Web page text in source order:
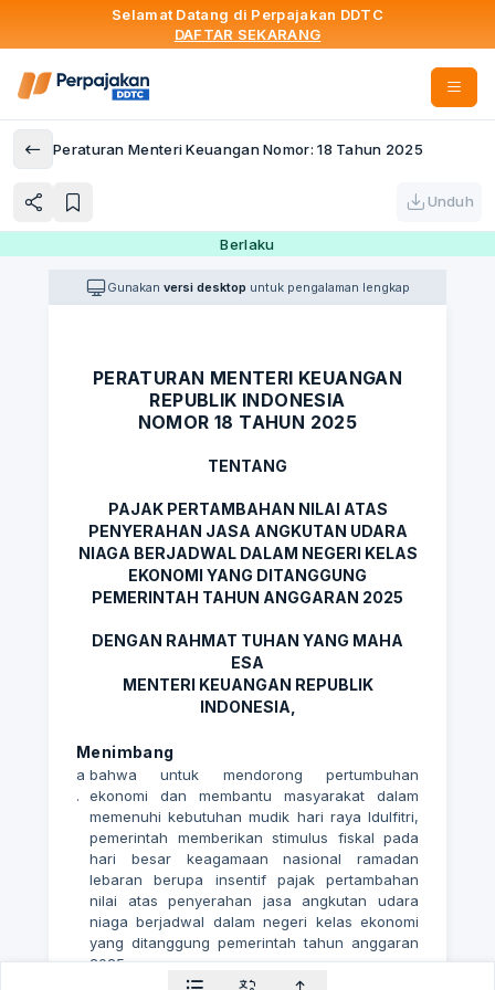
Selamat Datang di Perpajakan DDTC
DAFTAR SEKARANG
Peraturan Menteri Keuangan Nomor: 18 Tahun 2025
Unduh
Berlaku
Gunakan versi desktop untuk pengalaman lengkap
PERATURAN MENTERI KEUANGAN
REPUBLIK INDONESIA
NOMOR 18 TAHUN 2025
TENTANG
PAJAK PERTAMBAHAN NILAI ATAS
PENYERAHAN JASA ANGKUTAN UDARA
NIAGA BERJADWAL DALAM NEGERI KELAS
EKONOMI YANG DITANGGUNG
PEMERINTAH TAHUN ANGGARAN 2025
DENGAN RAHMAT TUHAN YANG MAHA
ESA
MENTERI KEUANGAN REPUBLIK
INDONESIA,
Menimbang
a
.
bahwa untuk mendorong pertumbuhan
ekonomi dan membantu masyarakat dalam
memenuhi kebutuhan mudik hari raya Idulfitri,
pemerintah memberikan stimulus fiskal pada
hari besar keagamaan nasional ramadan
lebaran berupa insentif pajak pertambahan
nilai atas penyerahan jasa angkutan udara
niaga berjadwal dalam negeri kelas ekonomi
yang ditanggung pemerintah tahun anggaran
2025;
bahwa berdasarkan pertimbangan